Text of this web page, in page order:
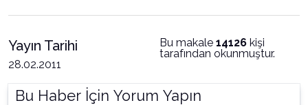
Yayın Tarihi
28.02.2011
Bu makale 14126 kişi
tarafından okunmuştur.
Bu Haber İçin Yorum Yapın